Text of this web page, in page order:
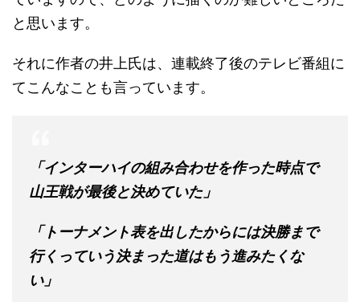
と思います。
それに作者の井上氏は、連載終了後のテレビ番組に
てこんなことも言っています。
「インターハイの組み合わせを作った時点で
山王戦が最後と決めていた」
「トーナメント表を出したからには決勝まで
行くっていう決まった道はもう進みたくな
い」